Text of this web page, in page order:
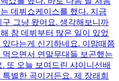
데뷔쇼케이스를 했다. 지금
구 그냥 왔어요. 생각해보니까
참 데뷔부터 많은 일이 있었
다는게 신기하네요. 이맘때쯤
으면서 연말무대들 보곤했는
또 오늘 보여드린 샤이니선배
별한 곡이거든요. 제 장래희